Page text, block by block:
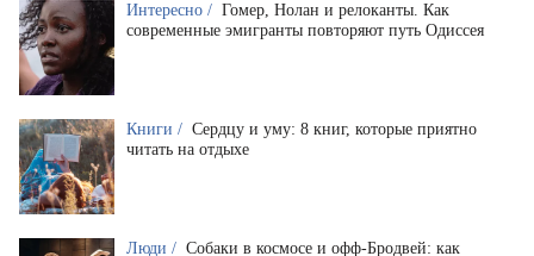
Интересно / Гомер, Нолан и релоканты. Как
современные эмигранты повторяют путь Одиссея
Книги / Сердцу и уму: 8 книг, которые приятно
читать на отдыхе
Люди / Собаки в космосе и офф-Бродвей: как